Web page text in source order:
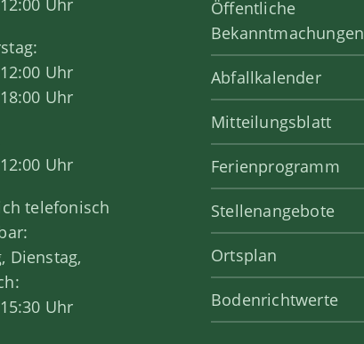
Uhr
Uhr
Uhr
Uhr
telefonisch
Dienstag,
Uhr
Öffentliche
Bekanntmachungen
Abfallkalender
Mitteilungsblatt
Ferienprogramm
Stellenangebote
Ortsplan
Bodenrichtwerte